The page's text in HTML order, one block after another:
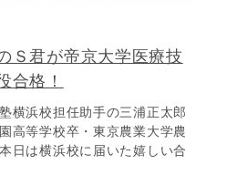
Ｓ君が帝京大学医療技
合格！
横浜校担任助手の三浦正太郎
高等学校卒・東京農業大学農
日は横浜校に届いた嬉しい合